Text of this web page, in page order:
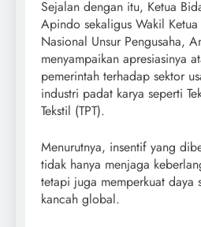
Sejalan dengan itu, Ketua
Apindo sekaligus Wakil Ketua
Nasional Unsur Pengusaha,
menyampaikan apresiasinya
pemerintah terhadap sektor
industri padat karya seperti
Tekstil (TPT).
Menurutnya, insentif yang
tidak hanya menjaga
tetapi juga memperkuat daya
kancah global.